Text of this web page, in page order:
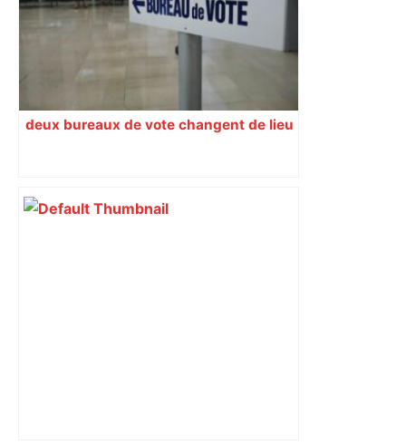
arbres seront plantés à la place –
ladepeche.fr
deux bureaux de vote changent de lieu